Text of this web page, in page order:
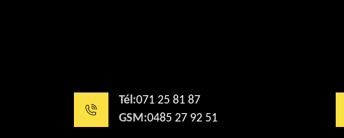
Tél:071 25 81 87
GSM:0485 27 92 51